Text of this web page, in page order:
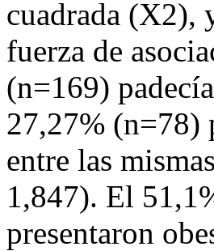
cuadrada (X2),
fuerza de
(n=169)
27,27% (n=78)
entre las
1,847). El
presentaron